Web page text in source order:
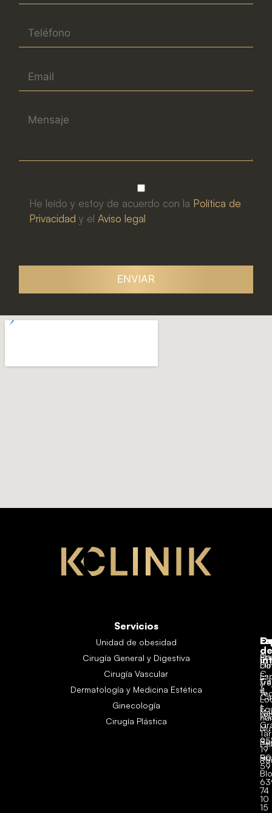
He leído y estoy de acuerdo con la Política de
Privacidad y el Aviso legal
Servicios
Unidad de obesidad
Cirugía General y Digestiva
Cirugía Vascular
Dermatología y Medicina Estética
Ginecología
Cirugía Plástica
de
y
C.
4,
1,
19
90
59
74
10
15